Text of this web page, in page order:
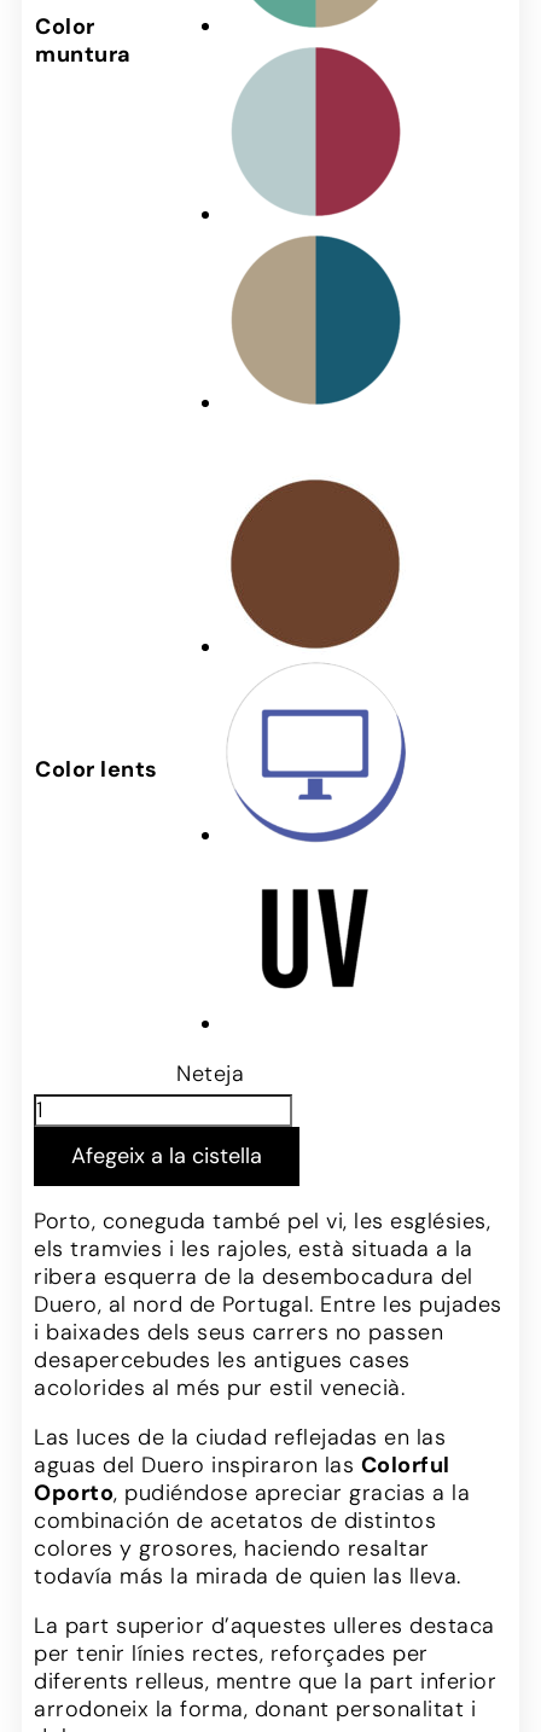
Color
muntura
Color lents
Neteja
Afegeix a la cistella
Porto, coneguda també pel vi, les esglésies,
els tramvies i les rajoles, està situada a la
ribera esquerra de la desembocadura del
Duero, al nord de Portugal. Entre les pujades
i baixades dels seus carrers no passen
desapercebudes les antigues cases
acolorides al més pur estil venecià.
Las luces de la ciudad reflejadas en las
aguas del Duero inspiraron las Colorful
Oporto, pudiéndose apreciar gracias a la
combinación de acetatos de distintos
colores y grosores, haciendo resaltar
todavía más la mirada de quien las lleva.
La part superior d’aquestes ulleres destaca
per tenir línies rectes, reforçades per
diferents relleus, mentre que la part inferior
arrodoneix la forma, donant personalitat i